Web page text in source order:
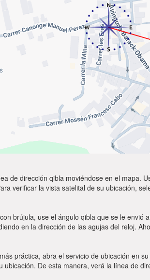
de dirección qibla moviéndose en el mapa.
verificar la vista satelital de su ubicación,
brújula, use el ángulo qibla que se le envió
en la dirección de las agujas del reloj.
práctica, abra el servicio de ubicación en
De esta manera, verá la línea de